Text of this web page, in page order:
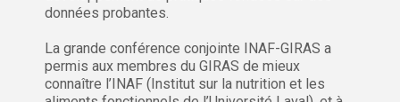
données probantes.
La grande conférence conjointe INAF-GIRAS a
permis aux membres du GIRAS de mieux
connaître l’INAF (Institut sur la nutrition et les